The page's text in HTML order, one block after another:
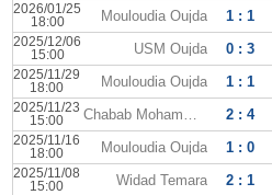
2026/01/25
18:00
Mouloudia Oujda 1 : 1
2025/12/06
15:00
USM Oujda 0 : 3
2025/11/29
18:00
Mouloudia Oujda 1 : 1
2025/11/23
15:00
Chabab Mohammedia 2 : 4
2025/11/16
18:00
Mouloudia Oujda 1 : 0
2025/11/08
15:00
Widad Temara 2 : 1